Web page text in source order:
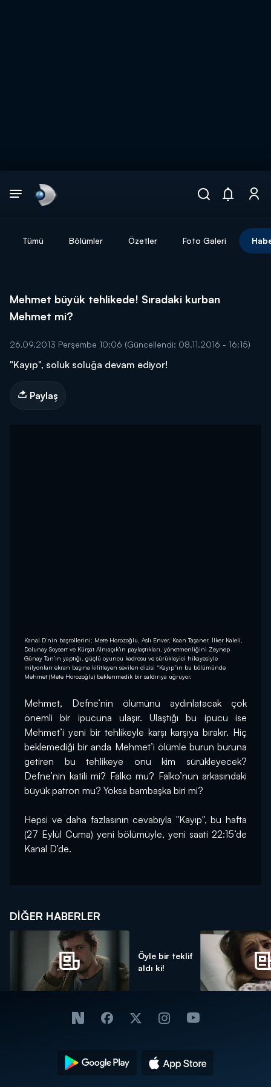
Tümü Bölümler Özetler Foto Galeri
Mehmet büyük tehlikede! Sıradaki kurban
Mehmet mi?
26.09.2013 Perşembe 10:06 (Güncellendi: 08.11.2016 - 16:15)
"Kayıp", soluk soluğa devam ediyor!
Paylaş
Kanal D’nin başrollerini; Mete Horozoğlu, Aslı Enver, Kaan Taşaner, İlker Kaleli,
Dolunay Soysert ve Kürşat Alnıaçık’ın paylaştıkları, yönetmenliğini Zeynep
Günay Tan’ın yaptığı, güçlü oyuncu kadrosu ve sürükleyici hikayesiyle
milyonları ekran başına kilitleyen sevilen dizisi “Kayıp”ın bu bölümünde
Mehmet (Mete Horozoğlu) beklenmedik bir saldırıya uğruyor.
Mehmet, Defne’nin ölümünü aydınlatacak çok
önemli bir ipucuna ulaşır. Ulaştığı bu ipucu ise
Mehmet’i yeni bir tehlikeyle karşı karşıya bırakır. Hiç
beklemediği bir anda Mehmet’i ölümle burun buruna
getiren bu tehlikeye onu kim sürükleyecek?
Defne’nin katili mi? Falko mu? Falko’nun arkasındaki
büyük patron mu? Yoksa bambaşka biri mi?
Hepsi ve daha fazlasının cevabıyla "Kayıp", bu hafta
(27 Eylül Cuma) yeni bölümüyle, yeni saati 22:15’de
DIĞER HABERLER
Öyle bir teklif
aldı ki!